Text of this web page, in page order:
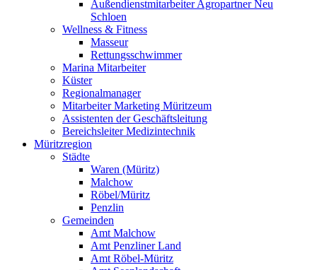
Außendienstmitarbeiter Agropartner Neu
Schloen
Wellness & Fitness
Masseur
Rettungsschwimmer
Marina Mitarbeiter
Küster
Regionalmanager
Mitarbeiter Marketing Müritzeum
Assistenten der Geschäftsleitung
Bereichsleiter Medizintechnik
Müritzregion
Städte
Waren (Müritz)
Malchow
Röbel/Müritz
Penzlin
Gemeinden
Amt Malchow
Amt Penzliner Land
Amt Röbel-Müritz